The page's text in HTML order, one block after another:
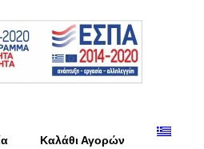
Καλάθι Αγορών